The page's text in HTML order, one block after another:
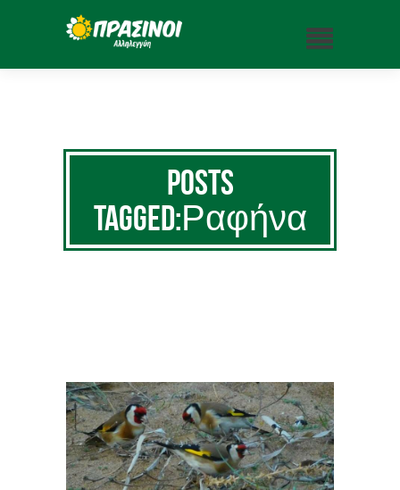
Posts
Tagged:Ραφήνα